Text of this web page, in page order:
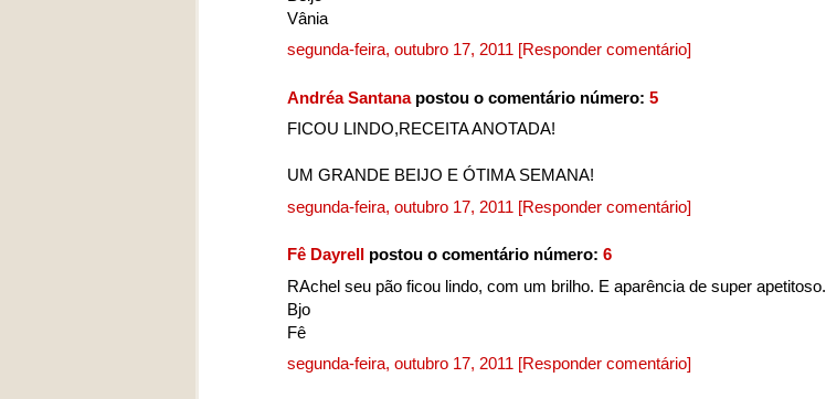
Vânia
segunda-feira, outubro 17, 2011 [Responder comentário]
Andréa Santanapostou o comentário número: 5
FICOU LINDO,RECEITA ANOTADA!
UM GRANDE BEIJO E ÓTIMA SEMANA!
segunda-feira, outubro 17, 2011 [Responder comentário]
Fê Dayrell postou o comentário número: 6
RAchel seu pão ficou lindo, com um brilho. E aparência de super apetitoso.
Bjo
Fê
segunda-feira, outubro 17, 2011 [Responder comentário]